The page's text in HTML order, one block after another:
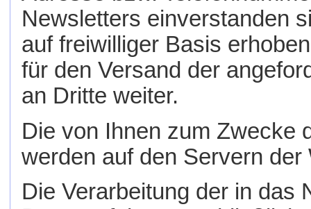
Newsletters einverstanden
auf freiwilliger Basis
für den Versand der
an Dritte weiter.
Die von Ihnen zum Zwecke
werden auf den Servern
Die Verarbeitung der in das